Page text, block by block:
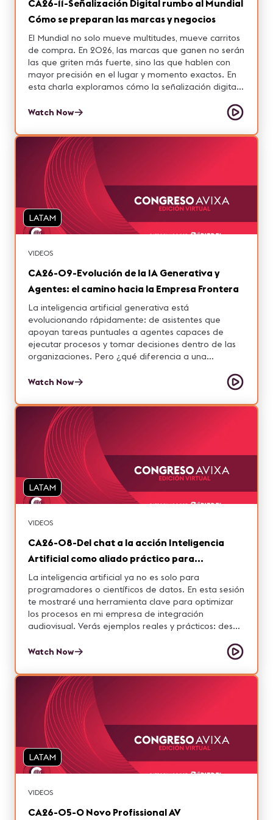
CA26-11-Señalización Digital rumbo al Mundial
Cómo se preparan las marcas y negocios
El Mundial no solo mueve multitudes, mueve carritos
de compra. En 2026, las marcas que ganen no serán
las que griten más fuerte, sino las que hablen con
mayor precisión en el lugar y momento exactos. En
esta charla exploramos cómo la señalización digital,
convierte en el canal estratégico de la temporada:
pantallas contextuales, audiencias basadas en datos
e inteligencia artificial que define qué se muestra, a
quién y cuándo. Analizaremos cómo retailers y
marcas están preparando sus espacios y utilizando la
señalización digital como un canal activo de
comunicación y monetización en el punto de venta.
Porque el Mundial es una oportunidad para
evolucionar: pasar del impacto masivo a una
conexión relevante y medible. La señalización digital
ya no es decoración de tienda. Es infraestructura de
Watch Now
LATAM
VIDEOS
CA26-09-Evolución de la IA Generativa y
Agentes: el camino hacia la Empresa Frontera
La inteligencia artificial generativa está
evolucionando rápidamente: de asistentes que
apoyan tareas puntuales a agentes capaces de
ejecutar procesos y tomar decisiones dentro de las
organizaciones. Pero ¿qué diferencia a una
verdadera Empresa Frontera? En esta sesión
exploraremos cómo está cambiando el rol de la IA
dentro de las organizaciones, qué implica el paso
hacia agentes autónomos y por qué la gobernanza
del dato, la confianza y el control se convierten en
los factores críticos de esta transformación.
Analizaremos qué deben estar priorizando hoy los
líderes de tecnología, innovación y negocio para
integrar estas capacidades de forma estratégica,
segura y escalable, y cómo prepararse para un
entorno donde la IA ya no solo asiste, sino que
Watch Now
LATAM
VIDEOS
CA26-08-Del chat a la acción Inteligencia
Artificial como aliado práctico para
integradores AV. (Charla práctica)
La inteligencia artificial ya no es solo para
programadores o científicos de datos. En esta sesión
te mostraré una herramienta clave para optimizar
los procesos en mi empresa de integración
audiovisual. Verás ejemplos reales y prácticos: desde
de contenido técnico, apoyo en el diseño de
para que entienda nuestro lenguaje y estilo de
trabajo. Si estás buscando cómo hacer más con
menos tiempo y recursos, esta charla te dará ideas
concretas para aplicar de inmediato.
Watch Now
LATAM
VIDEOS
CA26-05-O Novo Profissional AV